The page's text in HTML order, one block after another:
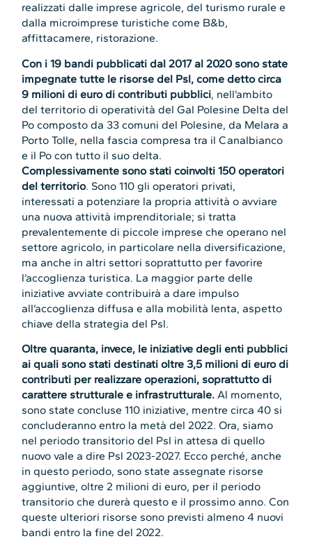
realizzati dalle imprese agricole, del turismo rurale e
dalla microimprese turistiche come B&b,
affittacamere, ristorazione.
Con i 19 bandi pubblicati dal 2017 al 2020 sono state
impegnate tutte le risorse del Psl, come detto circa
9 milioni di euro di contributi pubblici, nell’ambito
del territorio di operatività del Gal Polesine Delta del
Po composto da 33 comuni del Polesine, da Melara a
Porto Tolle, nella fascia compresa tra il Canalbianco
e il Po con tutto il suo delta.
Complessivamente sono stati coinvolti 150 operatori
del territorio. Sono 110 gli operatori privati,
interessati a potenziare la propria attività o avviare
una nuova attività imprenditoriale; si tratta
prevalentemente di piccole imprese che operano nel
settore agricolo, in particolare nella diversificazione,
ma anche in altri settori soprattutto per favorire
l’accoglienza turistica. La maggior parte delle
iniziative avviate contribuirà a dare impulso
all’accoglienza diffusa e alla mobilità lenta, aspetto
chiave della strategia del Psl.
Oltre quaranta, invece, le iniziative degli enti pubblici
ai quali sono stati destinati oltre 3,5 milioni di euro di
contributi per realizzare operazioni, soprattutto di
carattere strutturale e infrastrutturale. Al momento,
sono state concluse 110 iniziative, mentre circa 40 si
concluderanno entro la metà del 2022. Ora, siamo
nel periodo transitorio del Psl in attesa di quello
nuovo vale a dire Psl 2023-2027. Ecco perché, anche
in questo periodo, sono state assegnate risorse
aggiuntive, oltre 2 milioni di euro, per il periodo
transitorio che durerà questo e il prossimo anno. Con
queste ulteriori risorse sono previsti almeno 4 nuovi
bandi entro la fine del 2022.